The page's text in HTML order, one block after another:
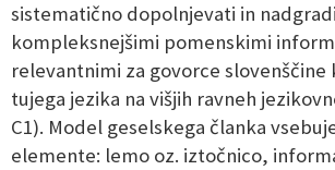
sistematično dopolnjevati in
kompleksnejšimi pomenskimi
relevantnimi za govorce slovenščine
tujega jezika na višjih ravneh
C1). Model geselskega članka
elemente: lemo oz. iztočnico,